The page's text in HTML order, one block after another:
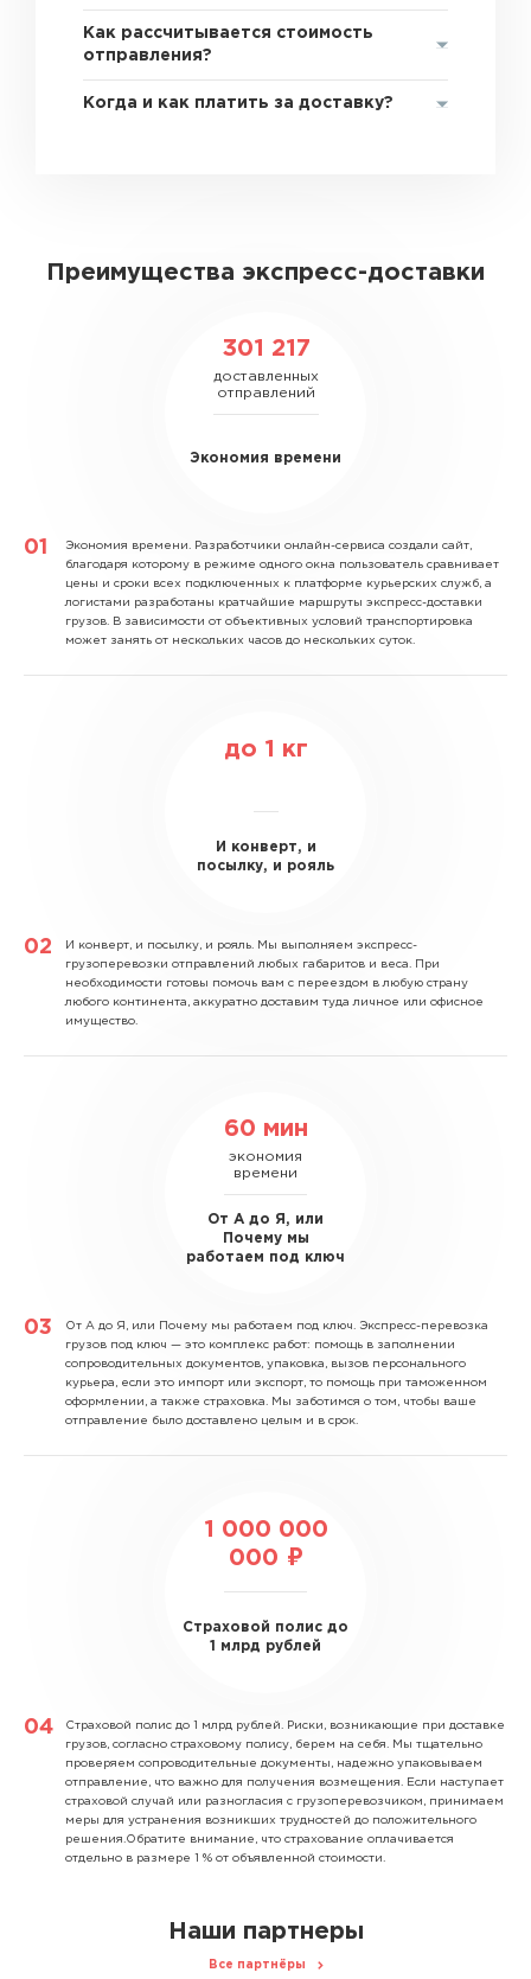
Как рассчитывается стоимость
отправления?
Когда и как платить за доставку?
Преимущества экспресс-доставки
301 217
доставленных
отправлений
Экономия времени
Экономия времени. Разработчики онлайн-сервиса создали сайт,
благодаря которому в режиме одного окна пользователь сравнивает
цены и сроки всех подключенных к платформе курьерских служб, а
логистами разработаны кратчайшие маршруты экспресс-доставки
грузов. В зависимости от объективных условий транспортировка
может занять от нескольких часов до нескольких суток.
до 1 кг
И конверт, и
посылку, и рояль
И конверт, и посылку, и рояль. Мы выполняем экспресс-
грузоперевозки отправлений любых габаритов и веса. При
необходимости готовы помочь вам с переездом в любую страну
любого континента, аккуратно доставим туда личное или офисное
имущество.
60 мин
экономия
времени
От А до Я, или
Почему мы
работаем под ключ
От А до Я, или Почему мы работаем под ключ. Экспресс-перевозка
грузов под ключ — это комплекс работ: помощь в заполнении
сопроводительных документов, упаковка, вызов персонального
курьера, если это импорт или экспорт, то помощь при таможенном
оформлении, а также страховка. Мы заботимся о том, чтобы ваше
отправление было доставлено целым и в срок.
1 000 000
000 ₽
Страховой полис до
1 млрд рублей
Страховой полис до 1 млрд рублей. Риски, возникающие при доставке
грузов, согласно страховому полису, берем на себя. Мы тщательно
проверяем сопроводительные документы, надежно упаковываем
отправление, что важно для получения возмещения. Если наступает
страховой случай или разногласия с грузоперевозчиком, принимаем
меры для устранения возникших трудностей до положительного
решения.Обратите внимание, что страхование оплачивается
отдельно в размере 1 % от объявленной стоимости.
Наши партнеры
Все партнёры